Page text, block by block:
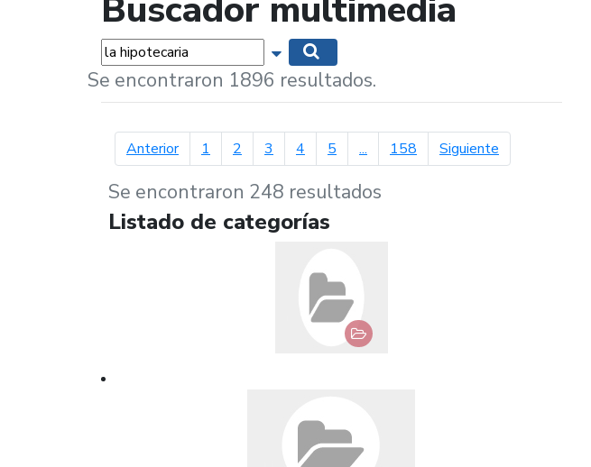
Buscador multimedia
Palabras... Mostrar opciones de búsqueda
Se encontraron 1896 resultados.
Anteriorpágina anterior
1 2 3 4 5 ... 158 Siguientepágina siguiente
Se encontraron 248 resultados
Listado de categorías